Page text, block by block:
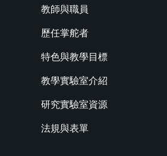
教師與職員
歷任掌舵者
特色與教學目標
教學實驗室介紹
研究實驗室資源
法規與表單